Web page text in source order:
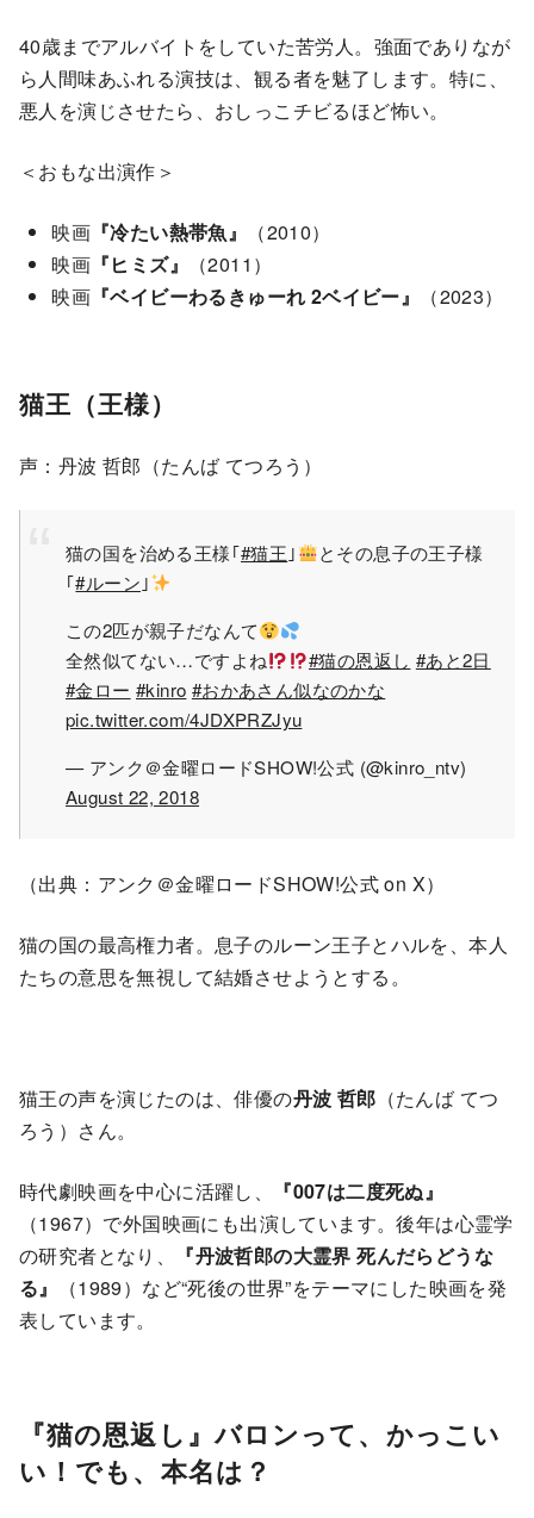
40歳までアルバイトをしていた苦労人。強面でありなが
ら人間味あふれる演技は、観る者を魅了します。特に、
悪人を演じさせたら、おしっこチビるほど怖い。
＜おもな出演作＞
映画 『冷たい熱帯魚』
（2010）
映画 『ヒミズ』
（2011）
映画 『ベイビーわるきゅーれ 2ベイビー』 （2023）
猫王（王様）
声：丹波 哲郎（たんば てつろう）
猫の国を治める王様｢#猫王 ｣
とその息子の王子様
｢#ルーン ｣
この2匹が親子だなんて
全然似てない…ですよね
#猫の恩返し #あと2日
#金ロー #kinro #おかあさん似なのかな
pic.twitter.com/4JDXPRZJyu
— アンク＠金曜ロードSHOW!公式 (@kinro_ntv)
August 22, 2018
（出典：アンク＠金曜ロードSHOW!公式 on X）
猫の国の最高権力者。息子のルーン王子とハルを、本人
たちの意思を無視して結婚させようとする。
猫王の声を演じたのは、俳優の丹波 哲郎 （たんば てつ
ろう）さん。
時代劇映画を中心に活躍し、
『007は二度死ぬ』
（1967）で外国映画にも出演しています。後年は心霊学
の研究者となり、
『丹波哲郎の大霊界 死んだらどうな
る』
（1989）など“死後の世界”をテーマにした映画を発
表しています。
『猫の恩返し』バロンって、かっこい
い！でも、本名は？